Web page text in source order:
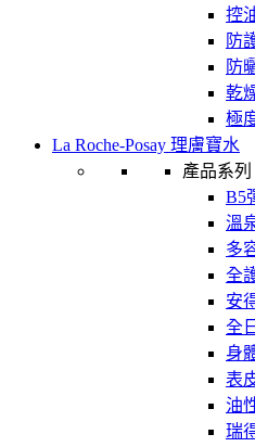
控
防
防
乾
極
La Roche-Posay 理膚寶水
產品系列
B5
溫
多
全
安
全
身
表
油
瑞